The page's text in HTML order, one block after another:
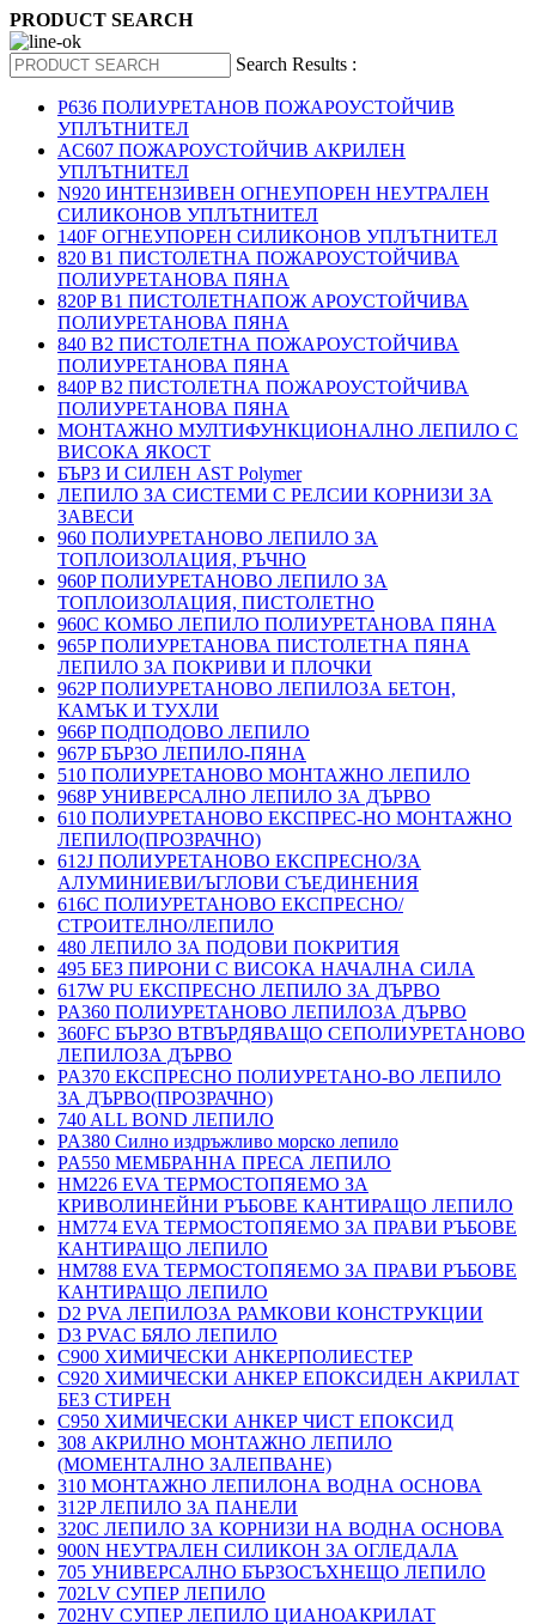
PRODUCT SEARCH
Search Results :
P636 ПОЛИУРЕТАНОВ ПОЖАРОУСТОЙЧИВ
УПЛЪТНИТЕЛ
AC607 ПОЖАРОУСТОЙЧИВ АКРИЛЕН
УПЛЪТНИТЕЛ
N920 ИНТЕНЗИВЕН ОГНЕУПОРЕН НЕУТРАЛЕН
СИЛИКОНОВ УПЛЪТНИТЕЛ
140F ОГНЕУПОРЕН СИЛИКОНОВ УПЛЪТНИТЕЛ
820 B1 ПИСТОЛЕТНА ПОЖАРОУСТОЙЧИВА
ПОЛИУРЕТАНОВА ПЯНА
820P B1 ПИСТОЛЕТНАПОЖ АРОУСТОЙЧИВА
ПОЛИУРЕТАНОВА ПЯНА
840 B2 ПИСТОЛЕТНА ПОЖАРОУСТОЙЧИВА
ПОЛИУРЕТАНОВА ПЯНА
840P B2 ПИСТОЛЕТНА ПОЖАРОУСТОЙЧИВА
ПОЛИУРЕТАНОВА ПЯНА
МОНТАЖНО МУЛТИФУНКЦИОНАЛНО ЛЕПИЛО С
ВИСОКА ЯКОСТ
БЪРЗ И СИЛЕН AST Polymer
ЛЕПИЛО ЗА СИСТЕМИ С РЕЛСИИ КОРНИЗИ ЗА
ЗАВЕСИ
960 ПОЛИУРЕТАНОВО ЛЕПИЛО ЗА
ТОПЛОИЗОЛАЦИЯ, РЪЧНО
960P ПОЛИУРЕТАНОВО ЛЕПИЛО ЗА
ТОПЛОИЗОЛАЦИЯ, ПИСТОЛЕТНО
960C КОМБО ЛЕПИЛО ПОЛИУРЕТАНОВА ПЯНА
965P ПОЛИУРЕТАНОВА ПИСТОЛЕТНА ПЯНА
ЛЕПИЛО ЗА ПОКРИВИ И ПЛОЧКИ
962P ПОЛИУРЕТАНОВО ЛЕПИЛОЗА БЕТОН,
КАМЪК И ТУХЛИ
966P ПОДПОДОВО ЛЕПИЛО
967P БЪРЗО ЛЕПИЛО-ПЯНА
510 ПОЛИУРЕТАНОВО МОНТАЖНО ЛЕПИЛО
968P УНИВЕРСАЛНО ЛЕПИЛО ЗА ДЪРВО
610 ПОЛИУРЕТАНОВО ЕКСПРЕС-НО МОНТАЖНО
ЛЕПИЛО(ПРОЗРАЧНО)
612J ПОЛИУРЕТАНОВО ЕКСПРЕСНО/ЗА
АЛУМИНИЕВИ/ЪГЛОВИ СЪЕДИНЕНИЯ
616C ПОЛИУРЕТАНОВО ЕКСПРЕСНО/
СТРОИТЕЛНО/ЛЕПИЛО
480 ЛЕПИЛО ЗА ПОДОВИ ПОКРИТИЯ
495 БЕЗ ПИРОНИ С ВИСОКА НАЧАЛНА СИЛА
617W PU ЕКСПРЕСНО ЛЕПИЛО ЗА ДЪРВО
PA360 ПОЛИУРЕТАНОВО ЛЕПИЛОЗА ДЪРВО
360FC БЪРЗО ВТВЪРДЯВАЩО СЕПОЛИУРЕТАНОВО
ЛЕПИЛОЗА ДЪРВО
PA370 ЕКСПРЕСНО ПОЛИУРЕТАНО-ВО ЛЕПИЛО
ЗА ДЪРВО(ПРОЗРАЧНО)
740 ALL BOND ЛЕПИЛО
PA380 Силно издръжливо морско лепило
PA550 МЕМБРАННА ПРЕСА ЛЕПИЛО
HM226 EVA ТЕРМОСТОПЯЕМО ЗА
КРИВОЛИНЕЙНИ РЪБОВЕ КАНТИРАЩО ЛЕПИЛО
HM774 EVA ТЕРМОСТОПЯЕМО ЗА ПРАВИ РЪБОВЕ
КАНТИРАЩО ЛЕПИЛО
HM788 EVA ТЕРМОСТОПЯЕМО ЗА ПРАВИ РЪБОВЕ
КАНТИРАЩО ЛЕПИЛО
D2 PVA ЛЕПИЛОЗА РАМКОВИ КОНСТРУКЦИИ
D3 PVAC БЯЛО ЛЕПИЛО
C900 ХИМИЧЕСКИ АНКЕРПОЛИЕСТЕP
C920 ХИМИЧЕСКИ АНКЕР ЕПОКСИДЕН АКРИЛАТ
БЕЗ СТИРЕН
C950 ХИМИЧЕСКИ АНКЕР ЧИСТ ЕПОКСИД
308 АКРИЛНО МОНТАЖНО ЛЕПИЛО
(МОМЕНТАЛНО ЗАЛЕПВАНЕ)
310 МОНТАЖНО ЛЕПИЛОНА ВОДНА ОСНОВА
312P ЛЕПИЛО ЗА ПАНЕЛИ
320C ЛЕПИЛО ЗА КОРНИЗИ НА ВОДНА ОСНОВА
900N НЕУТРАЛЕН СИЛИКОН ЗА ОГЛЕДАЛА
705 УНИВЕРСАЛНО БЪРЗОСЪХНЕЩО ЛЕПИЛО
702LV СУПЕР ЛЕПИЛО
702HV СУПЕР ЛЕПИЛО ЦИАНОАКРИЛАТ